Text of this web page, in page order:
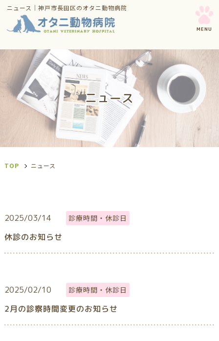
ニュース｜神戸市長田区のオタニ動物病院
ニュース
TOP ニュース
2025/03/14 診療時間・休診日
休診のお知らせ
2025/02/10 診療時間・休診日
2月の診察時間変更のお知らせ